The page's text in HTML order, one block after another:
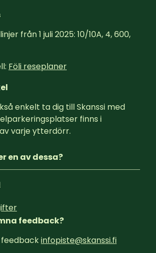
från 1 juli 2025: 10/10A, 4, 600,
Föli reseplaner
enkelt ta dig till Skanssi med
finns i
varje ytterdörr.
en av dessa?
feedback?
feedback infopiste@skanssi.fi